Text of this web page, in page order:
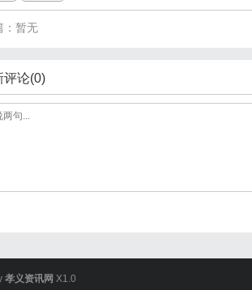
：暂无
评论(0)
孝义资讯网 X1.0